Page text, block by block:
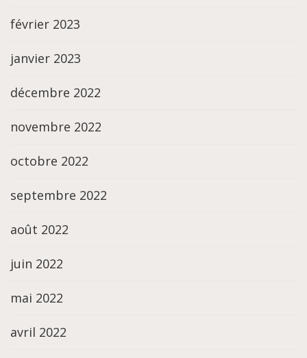
février 2023
janvier 2023
décembre 2022
novembre 2022
octobre 2022
septembre 2022
août 2022
juin 2022
mai 2022
avril 2022